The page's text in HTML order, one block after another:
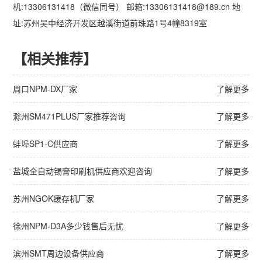
机:13306131418（微信同号） 邮箱:13306131418@189.cn 地
址:苏州吴中经济开发区越溪街道前珠路1号4幢8319室
【相关推荐】
了解更多
周口NPM-DX厂家
了解更多
滁州SM471PLUS厂家推荐咨询
了解更多
蚌埠SP1-C供应商
了解更多
盐城全自动锡膏印刷机供应商欢迎咨询
了解更多
苏州NGOK缓存机厂家
了解更多
徐州NPM-D3A多少钱售后无忧
了解更多
滨州SMT周边设备供应商